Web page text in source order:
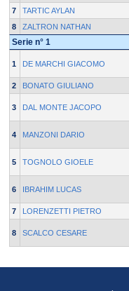
7
TARTIC AYLAN
8
ZALTRON NATHAN
Serie n° 1
1 DE MARCHI GIACOMO
2 BONATO GIULIANO
3 DAL MONTE JACOPO
4 MANZONI DARIO
5 TOGNOLO GIOELE
6 IBRAHIM LUCAS
7 LORENZETTI PIETRO
8 SCALCO CESARE